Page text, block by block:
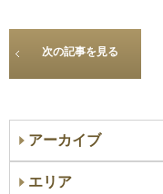
次の記事を見る
アーカイブ
エリア